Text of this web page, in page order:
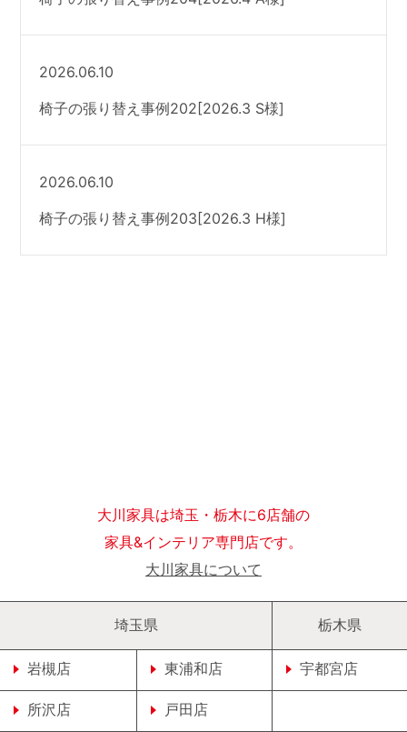
2026.06.10
椅子の張り替え事例202[2026.3 S様]
2026.06.10
椅子の張り替え事例203[2026.3 H様]
大川家具は埼玉・栃木に6店舗の
家具&インテリア専門店です。
大川家具について
埼玉県
岩槻店 東浦和店
所沢店 戸田店
栃木県
宇都宮店